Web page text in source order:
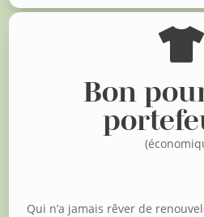

Bon
Qui n’a jamais rêver de